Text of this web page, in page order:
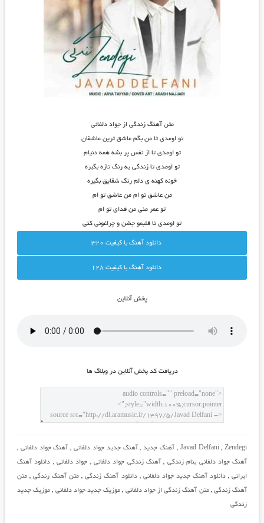
متن آهنگ زندگی از جواد دلفانی
تو اومدی تا من بگم عاشق ترین عاشقان
تو اومدی تا از نفس پر بشه همه دنیام
تو اومدی تا زندگی یه رنگ تازه بگیره
خونه کهنه ی دلم رنگ شقایق بگیره
من عاشق تو ام من عاشق تو ام
تو عمر منی من فدای تو ام
تو اومدی تا قلبمو جشن و چراغونی کنی
دانلود آهنگ با کيفيت 320
دانلود آهنگ با کيفيت 128
پخش آنلاين
دريافت کد پخش آنلاين در وبلاگ ها
Javad Delfani,Zendegi
, آهنگ جدید, آهنگ جدید جواد دلفانی, آهنگ جواد دلفانی ,
آهنگ جواد دلفانی بنام زندگی , آهنگ زندگی جواد دلفانی, جواد دلفانی , دانلود آهنگ
ایرانی, دانلود آهنگ جدید جواد دلفانی ,دانلود آهنگ زندگی, متن آهنگ رندگی,متن
آهنگ زندگی,متن آهنگ زندگی از جواد دلفانی , موزیک جدید جواد دلفانی , موزیک جدید
زندگی